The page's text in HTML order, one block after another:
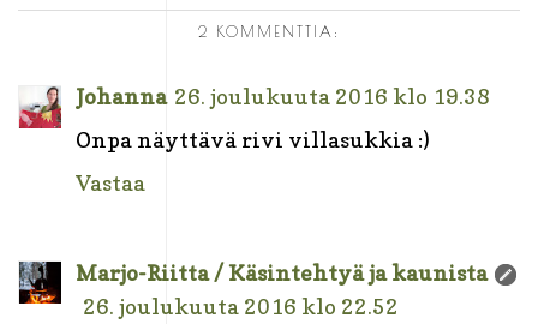
2 KOMMENTTIA:
Johanna 26. joulukuuta 2016 klo 19.38
Onpa näyttävä rivi villasukkia :)
Vastaa
Marjo-Riitta / Käsintehtyä ja kaunista
26. joulukuuta 2016 klo 22.52